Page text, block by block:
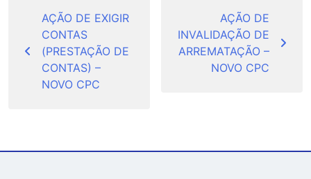
Post
AÇÃO DE EXIGIR
CONTAS
(PRESTAÇÃO DE
CONTAS) –
NOVO CPC
AÇÃO DE
INVALIDAÇÃO DE
ARREMATAÇÃO –
NOVO CPC